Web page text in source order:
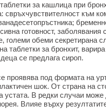
за кашлица при
свръхчувствителност към
готовност, заболявания
големи обеми секретирана
таблетки за бронхит,
се предлага сироп.
проявява под формата на
шок. От страна на
устата. В редки случаи
Влияе върху